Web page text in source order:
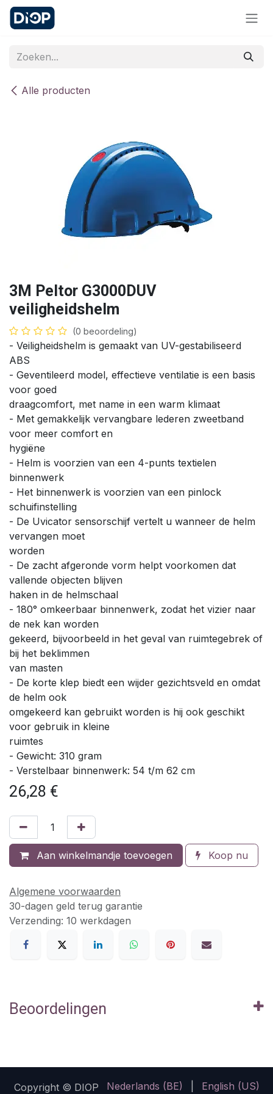
Overslaan naar inhoud
Alle producten
3M Peltor G3000DUV
veiligheidshelm
(0 beoordeling)
- Veiligheidshelm is gemaakt van UV-gestabiliseerd
ABS
- Geventileerd model, effectieve ventilatie is een basis
voor goed
draagcomfort, met name in een warm klimaat
- Met gemakkelijk vervangbare lederen zweetband
voor meer comfort en
hygiëne
- Helm is voorzien van een 4-punts textielen
binnenwerk
- Het binnenwerk is voorzien van een pinlock
schuifinstelling
- De Uvicator sensorschijf vertelt u wanneer de helm
vervangen moet
worden
- De zacht afgeronde vorm helpt voorkomen dat
vallende objecten blijven
haken in de helmschaal
- 180° omkeerbaar binnenwerk, zodat het vizier naar
de nek kan worden
gekeerd, bijvoorbeeld in het geval van ruimtegebrek of
bij het beklimmen
van masten
- De korte klep biedt een wijder gezichtsveld en omdat
de helm ook
omgekeerd kan gebruikt worden is hij ook geschikt
voor gebruik in kleine
ruimtes
- Gewicht: 310 gram
- Verstelbaar binnenwerk: 54 t/m 62 cm
26,28 €
Aan winkelmandje toevoegen Koop nu
Algemene voorwaarden
30-dagen geld terug garantie
Verzending: 10 werkdagen
Beoordelingen
Copyright © DIOP Nederlands (BE) English (US)